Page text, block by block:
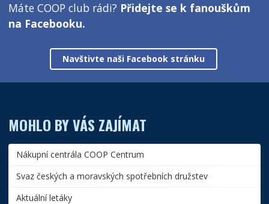
Máte COOP club rádi? Přidejte se k fanouškům
na Facebooku.
Navštivte naši Facebook stránku
MOHLO BY VÁS ZAJÍMAT
Nákupní centrála COOP Centrum
Svaz českých a moravských spotřebních družstev
Aktuální letáky